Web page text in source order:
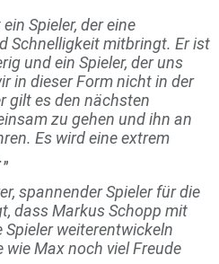
Spieler, der eine
Schnelligkeit mitbringt. Er ist
und ein Spieler, der uns
in dieser Form nicht in der
gilt es den nächsten
zu gehen und ihn an
Es wird eine extrem
„
spannender Spieler für die
dass Markus Schopp mit
weiterentwickeln
Max noch viel Freude